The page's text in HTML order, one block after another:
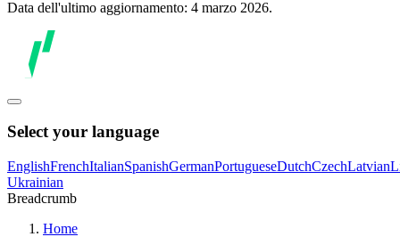
Data dell'ultimo aggiornamento: 4 marzo 2026.
Select your language
EnglishFrenchItalianSpanishGermanPortugueseDutchCzechLatvian
Ukrainian
Breadcrumb
Home